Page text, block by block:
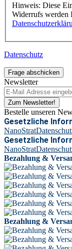
Hinweis: Diese
Widerrufs werden
Datenschutz
Frage abschicken
Newsletter
Zum Newsletter!
Bestelle unseren
Gesetzliche
NanoStrat
Gesetzliche
NanoStrat
Bezahlung &
Bezahlung &